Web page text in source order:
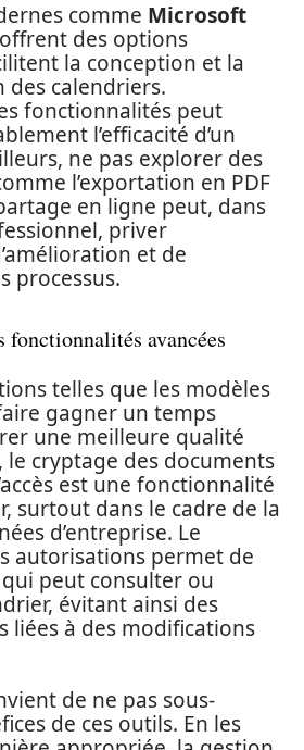
comme Microsoft
offrent des options
la conception et la
calendriers.
fonctionnalités peut
l’efficacité d’un
ne pas explorer des
l’exportation en PDF
en ligne peut, dans
priver
et de
processus.
avancées
telles que les modèles
gagner un temps
une meilleure qualité
le cryptage des documents
est une fonctionnalité
surtout dans le cadre de la
d’entreprise. Le
autorisations permet de
peut consulter ou
évitant ainsi des
liées à des modifications
de ne pas sous-
de ces outils. En les